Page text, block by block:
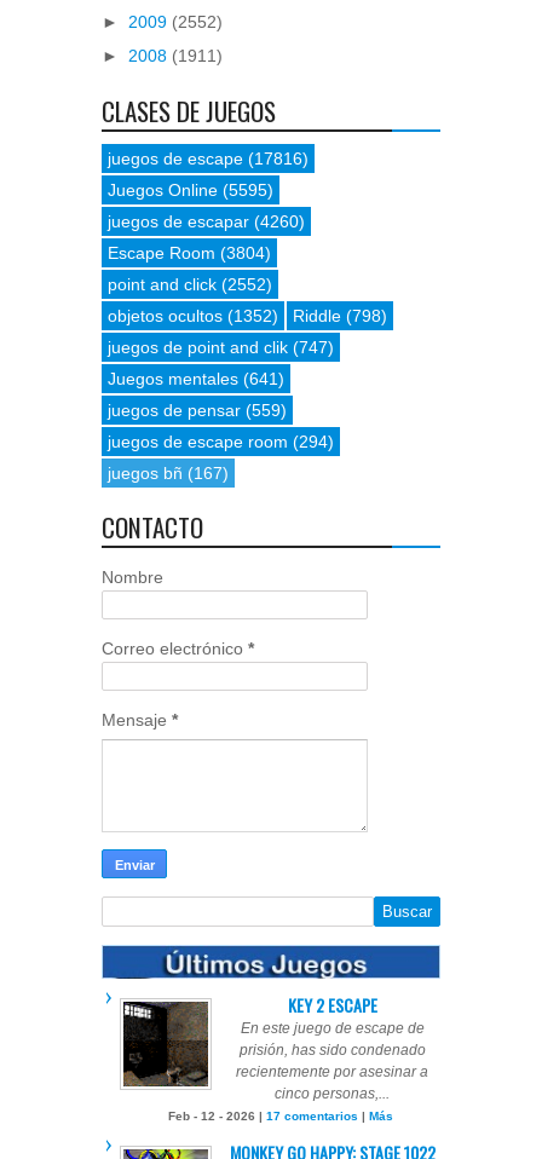
► 2009 (2552)
► 2008 (1911)
CLASES DE JUEGOS
juegos de escape (17816)
Juegos Online (5595)
juegos de escapar (4260)
Escape Room (3804)
point and click (2552)
objetos ocultos (1352) Riddle (798)
juegos de point and clik (747)
Juegos mentales (641)
juegos de pensar (559)
juegos de escape room (294)
juegos bñ (167)
CONTACTO
Nombre
Correo electrónico *
Mensaje *
KEY 2 ESCAPE
En este juego de escape de
prisión, has sido condenado
recientemente por asesinar a
cinco personas,...
Feb - 12 - 2026 | 17 comentarios Más
MONKEY GO HAPPY: STAGE 1022